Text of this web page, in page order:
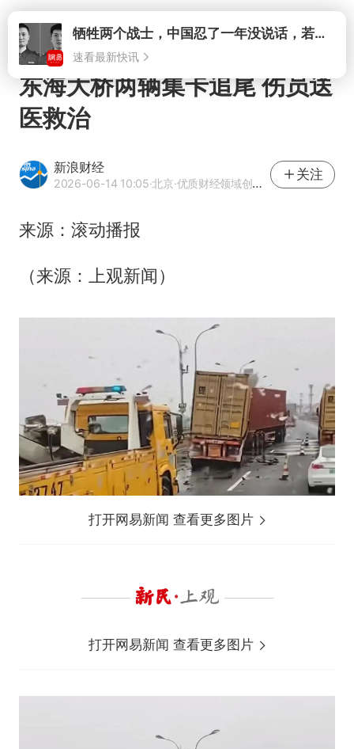
打开牺牲两个战士，中国忍了一年没说话，若菲律宾死了人，他会开战吗
速看最新快讯
东海大桥两辆集卡追尾 伤员送
医救治
新浪财经
2026-06-14 10:05·北京·优质财经领域创作者
关注
来源：滚动播报
（来源：上观新闻）
打开网易新闻 查看更多图片
打开网易新闻 查看更多图片